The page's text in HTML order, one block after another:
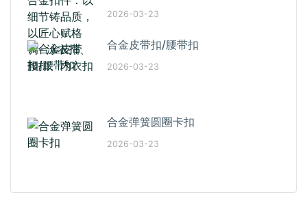
2026-03-23
合金皮带扣/腰带扣
2026-03-23
合金弹簧圆圈卡扣
2026-03-23